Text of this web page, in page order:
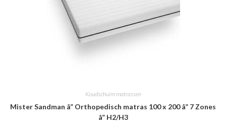
Koudschuim matrassen
Mister Sandman â” Orthopedisch matras 100 x 200 â” 7 Zones
â” H2/H3